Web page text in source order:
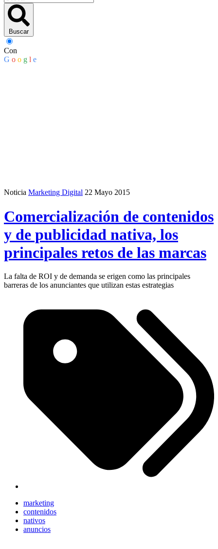
Buscar
Con
G o o g l e
Noticia Marketing Digital 22 Mayo 2015
Comercialización de contenidos
y de publicidad nativa, los
principales retos de las marcas
La falta de ROI y de demanda se erigen como las principales
barreras de los anunciantes que utilizan estas estrategias
marketing
contenidos
nativos
anuncios